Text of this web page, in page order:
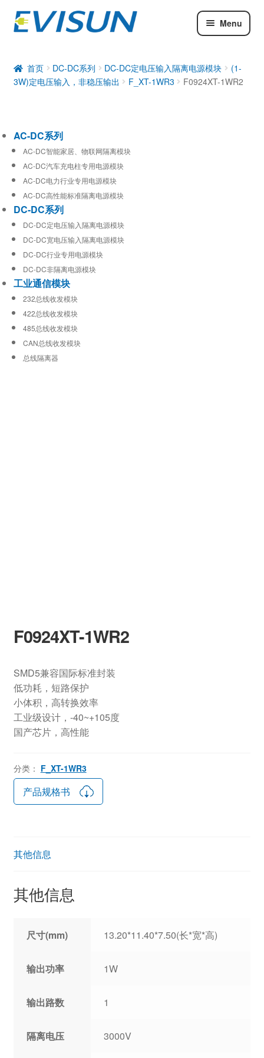
Menu
DC-DC系列
工业通信模块
首页 DC-DC系列 DC-DC定电压输入隔离电源模块
(1-
3W)定电压输入，非稳压输出
F_XT-1WR3 F0924XT-1WR2
F0924XT-1WR2
SMD5兼容国际标准封装
低功耗，短路保护
小体积，高转换效率
工业级设计，-40~+105度
国产芯片，高性能
分类： F_XT-1WR3
产品规格书
其他信息
其他信息
尺寸(mm) 13.20*11.40*7.50(长*宽*高)
输出功率 1W
输出路数 1
隔离电压 3000V
AC-DC系列
AC-DC智能家居、物联网隔离模块
AC-DC汽车充电柱专用电源模块
AC-DC电力行业专用电源模块
AC-DC高性能标准隔离电源模块
DC-DC系列
DC-DC定电压输入隔离电源模块
DC-DC宽电压输入隔离电源模块
DC-DC行业专用电源模块
DC-DC非隔离电源模块
工业通信模块
232总线收发模块
422总线收发模块
485总线收发模块
CAN总线收发模块
总线隔离器